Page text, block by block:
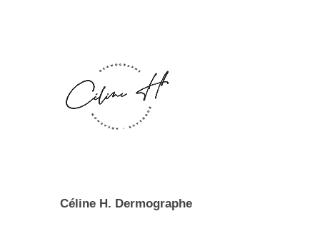
Céline H. Dermographe